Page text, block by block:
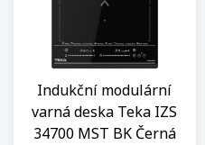
Indukční modulární
varná deska Teka IZS
34700 MST BK Černá